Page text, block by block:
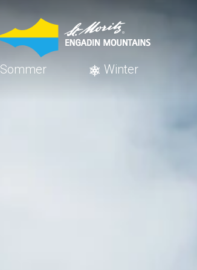
Sommer Winter